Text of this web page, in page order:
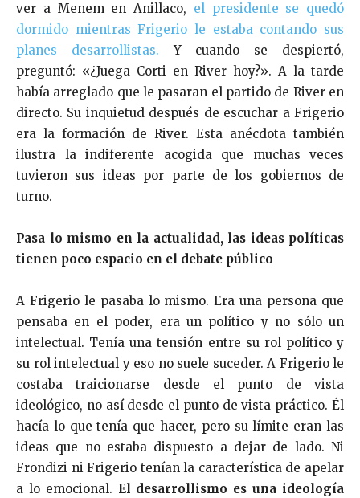
ver a Menem en Anillaco, el presidente se quedó
dormido mientras Frigerio le estaba contando sus
planes desarrollistas. Y cuando se despiertó,
preguntó: «¿Juega Corti en River hoy?». A la tarde
había arreglado que le pasaran el partido de River en
directo. Su inquietud después de escuchar a Frigerio
era la formación de River. Esta anécdota también
ilustra la indiferente acogida que muchas veces
tuvieron sus ideas por parte de los gobiernos de
turno.
Pasa lo mismo en la actualidad, las ideas políticas
tienen poco espacio en el debate público
A Frigerio le pasaba lo mismo. Era una persona que
pensaba en el poder, era un político y no sólo un
intelectual. Tenía una tensión entre su rol político y
su rol intelectual y eso no suele suceder. A Frigerio le
costaba traicionarse desde el punto de vista
ideológico, no así desde el punto de vista práctico. Él
hacía lo que tenía que hacer, pero su límite eran las
ideas que no estaba dispuesto a dejar de lado. Ni
Frondizi ni Frigerio tenían la característica de apelar
a lo emocional. El desarrollismo es una ideología